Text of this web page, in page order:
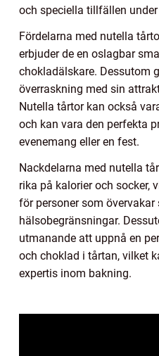
och speciella tillfällen
Fördelarna med nutella
erbjuder de en oslagbar
chokladälskare. Dessutom
överraskning med sin
Nutella tårtor kan också
och kan vara den perfekta
evenemang eller en fest.
Nackdelarna med nutella
rika på kalorier och socker,
för personer som
hälsobegränsningar.
utmanande att uppnå en
och choklad i tårtan, vilket
expertis inom bakning.